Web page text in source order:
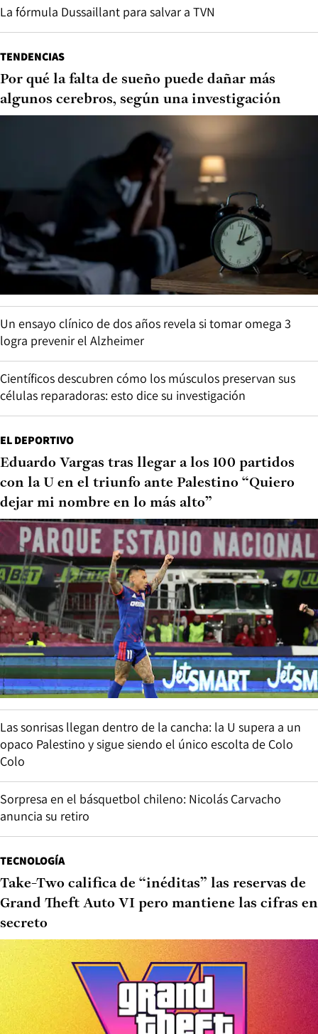
La fórmula Dussaillant para salvar a TVN
TENDENCIAS
Por qué la falta de sueño puede dañar más
algunos cerebros, según una investigación
Un ensayo clínico de dos años revela si tomar omega 3
logra prevenir el Alzheimer
Científicos descubren cómo los músculos preservan sus
células reparadoras: esto dice su investigación
EL DEPORTIVO
Eduardo Vargas tras llegar a los 100 partidos
con la U en el triunfo ante Palestino “Quiero
dejar mi nombre en lo más alto”
Las sonrisas llegan dentro de la cancha: la U supera a un
opaco Palestino y sigue siendo el único escolta de Colo
Colo
Sorpresa en el básquetbol chileno: Nicolás Carvacho
anuncia su retiro
TECNOLOGÍA
Take-Two califica de “inéditas” las reservas de
Grand Theft Auto VI pero mantiene las cifras en
secreto